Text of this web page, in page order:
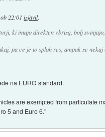
22:01 izjavil:
ki imajo direkten vbrizg, bolj
pa ce je to sploh res, ampak ze nekaj
na EURO standard.
are exempted from particulate
5 and Euro 6."